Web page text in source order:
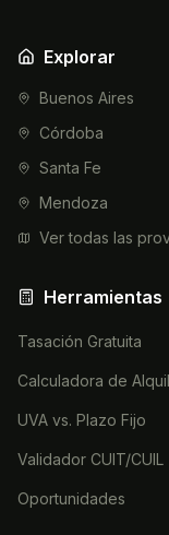
Explorar
Buenos Aires
Córdoba
Santa Fe
Mendoza
Ver todas las
Herramientas
Tasación Gratuita
Calculadora de
UVA vs. Plazo Fijo
Validador CUIT/CUIL
Oportunidades